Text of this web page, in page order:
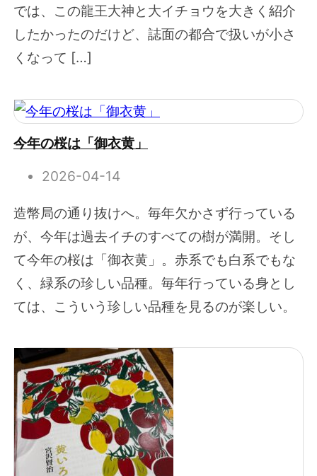
では、この龍王大神と大イチョウを大きく紹介
したかったのだけど、誌面の都合で扱いが小さ
くなって […]
今年の桜は「御衣黄」
2026-04-14
造幣局の通り抜けへ。毎年欠かさず行っている
が、今年は過去イチのすべての樹が満開。そし
て今年の桜は「御衣黄」。赤系でも白系でもな
く、緑系の珍しい品種。毎年行っている身とし
ては、こういう珍しい品種を見るのが楽しい。